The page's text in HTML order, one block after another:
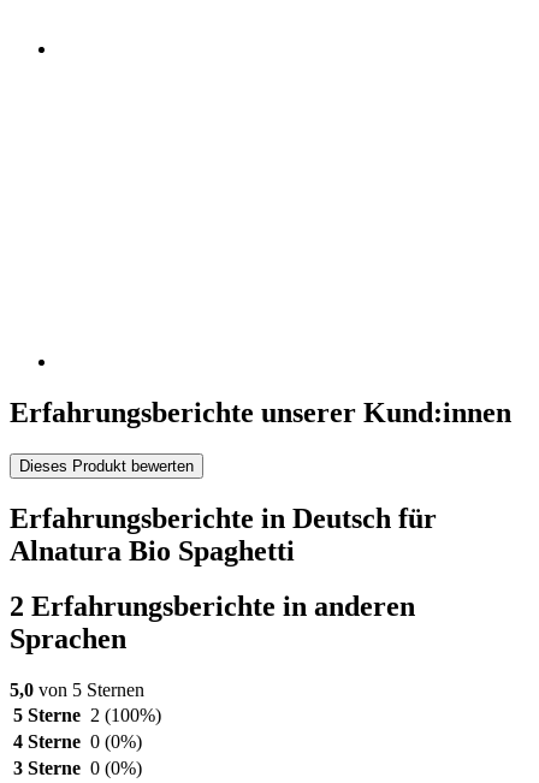
Erfahrungsberichte unserer Kund:innen
Dieses Produkt bewerten
Erfahrungsberichte in Deutsch für
Alnatura Bio Spaghetti
2 Erfahrungsberichte in anderen
Sprachen
5,0 von 5 Sternen
5 Sterne 2 (100%)
4 Sterne 0 (0%)
3 Sterne 0 (0%)